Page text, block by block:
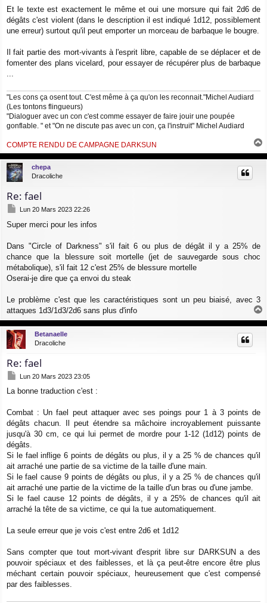
Et le texte est exactement le même et oui une morsure qui fait 2d6 de
dégâts c'est violent (dans le description il est indiqué 1d12, possiblement
une erreur) surtout qu'il peut emporter un morceau de barbaque le bougre.
Il fait partie des mort-vivants à l'esprit libre, capable de se déplacer et de
fomenter des plans vicelard, pour essayer de récupérer plus de barbaque
"Les cons ça osent tout. C'est même à ça qu'on les reconnait."Michel Audiard
(Les tontons flingueurs)
"Dialoguer avec un con c'est comme essayer de faire jouir une poupée
gonflable. " et "On ne discute pas avec un con, ça l'instruit" Michel Audiard
COMPTE RENDU DE CAMPAGNE DARKSUN
a
u
chepa
Dracoliche
Re: fael
M
s
a
e
Lun 20 Mars 2023 22:26
Super merci pour les infos
Dans "Circle of Darkness" s'il fait 6 ou plus de dégât il y a 25% de
chance que la blessure soit mortelle (jet de sauvegarde sous choc
métabolique), s'il fait 12 c'est 25% de blessure mortelle
Oserai-je dire que ça envoi du steak
Le problème c'est que les caractéristiques sont un peu biaisé, avec 3
attaques 1d3/1d3/2d6 sans plus d'info
u
Betanaelle
Dracoliche
Re: fael
M
s
a
g
e
Lun 20 Mars 2023 23:05
La bonne traduction c'est :
Combat : Un fael peut attaquer avec ses poings pour 1 à 3 points de
dégâts chacun. Il peut étendre sa mâchoire incroyablement puissante
jusqu'à 30 cm, ce qui lui permet de mordre pour 1-12 (1d12) points de
dégâts.
Si le fael inflige 6 points de dégâts ou plus, il y a 25 % de chances qu'il
ait arraché une partie de sa victime de la taille d'une main.
Si le fael cause 9 points de dégâts ou plus, il y a 25 % de chances qu'il
ait arraché une partie de la victime de la taille d'un bras ou d'une jambe.
Si le fael cause 12 points de dégâts, il y a 25% de chances qu'il ait
arraché la tête de sa victime, ce qui la tue automatiquement.
La seule erreur que je vois c'est entre 2d6 et 1d12
Sans compter que tout mort-vivant d'esprit libre sur DARKSUN a des
pouvoir spéciaux et des faiblesses, et là ça peut-être encore être plus
méchant certain pouvoir spéciaux, heureusement que c'est compensé
par des faiblesses.